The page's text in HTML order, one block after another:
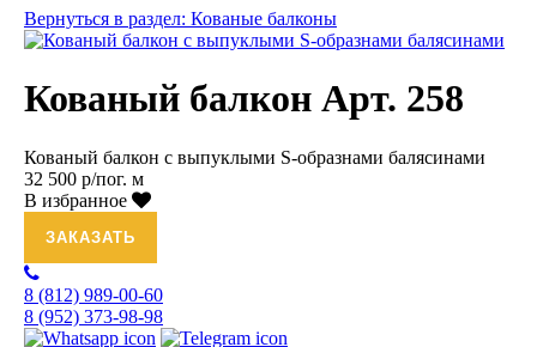
Вернуться в раздел: Кованые балконы
Кованый балкон Арт. 258
Кованый балкон с выпуклыми S-образнами балясинами
32 500 р/пог. м
В избранное
ЗАКАЗАТЬ
8 (812) 989-00-60
8 (952) 373-98-98